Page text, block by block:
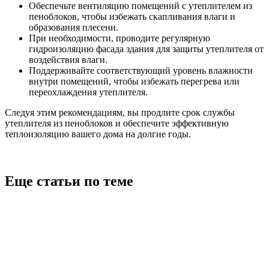
Обеспечьте вентиляцию помещений с утеплителем из
пеноблоков, чтобы избежать скапливания влаги и
образования плесени.
При необходимости, проводите регулярную
гидроизоляцию фасада здания для защиты утеплителя от
воздействия влаги.
Поддерживайте соответствующий уровень влажности
внутри помещений, чтобы избежать перегрева или
переохлаждения утеплителя.
Следуя этим рекомендациям, вы продлите срок службы
утеплителя из пеноблоков и обеспечите эффективную
теплоизоляцию вашего дома на долгие годы.
Еще статьи по теме